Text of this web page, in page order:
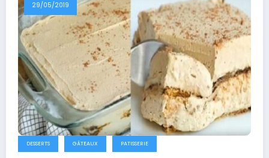
29/05/2019
DESSERTS GÂTEAUX PATISSERIE